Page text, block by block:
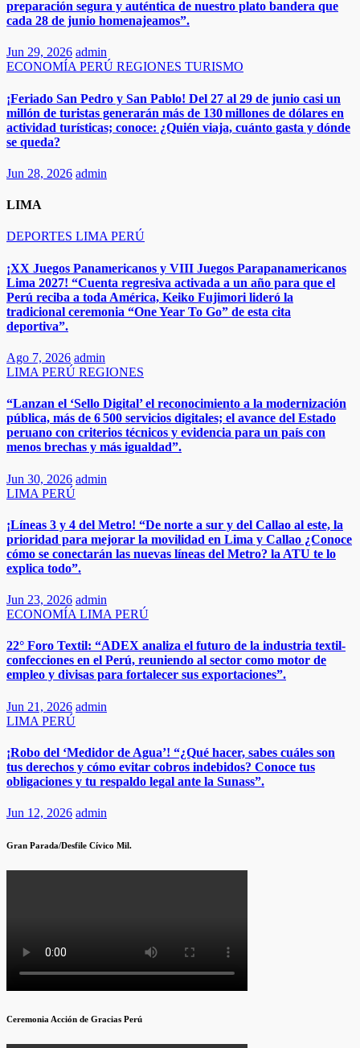
preparación segura y auténtica de nuestro plato bandera que
cada 28 de junio homenajeamos”.​​
Jun 29, 2026 admin
ECONOMÍAPERÚ REGIONES TURISMO
¡Feriado San Pedro y San Pablo! Del 27 al 29 de junio casi un
millón de turistas generarán más de 130 millones de dólares en
actividad turísticas; conoce: ¿Quién viaja, cuánto gasta y dónde
se queda?​
Jun 28, 2026 admin
LIMA
DEPORTES LIMAPERÚ
¡XX Juegos Panamericanos y VIII Juegos Parapanamericanos
Lima 2027! “Cuenta regresiva activada a un año para que el
Perú reciba a toda América, Keiko Fujimori lideró la
tradicional ceremonia “One Year To Go” de esta cita
deportiva”.
Ago 7, 2026 admin
LIMA PERÚ REGIONES
“Lanzan el ‘Sello Digital’ el reconocimiento a la modernización
pública, más de 6 500 servicios digitales; el avance del Estado
peruano con criterios técnicos y evidencia para un país con
menos brechas y más igualdad”.
Jun 30, 2026 admin
LIMA PERÚ
¡Líneas 3 y 4 del Metro! “De norte a sur y del Callao al este, la
prioridad para mejorar la movilidad en Lima y Callao ¿Conoce
cómo se conectarán las nuevas líneas del Metro? la ATU te lo
explica todo”.
Jun 23, 2026 admin
ECONOMÍA LIMA PERÚ
22° Foro Textil: “ADEX analiza el futuro de la industria textil-
confecciones en el Perú, reuniendo al sector como motor de
empleo y divisas para fortalecer sus exportaciones”.​
Jun 21, 2026 admin
LIMA PERÚ
¡Robo del ‘Medidor de Agua’! “¿Qué hacer, sabes cuáles son
tus derechos y cómo evitar cobros indebidos? Conoce tus
obligaciones y tu respaldo legal ante la Sunass”.
Jun 12, 2026 admin
Gran Parada/Desfile Cívico Mil.
Ceremonia Acción de Gracias Perú